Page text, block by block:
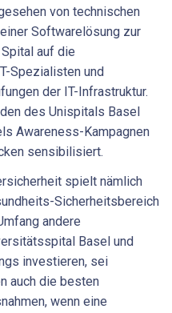
von technischen
Softwarelösung zur
auf die
Spezialisten und
der IT-Infrastruktur.
des Unispitals Basel
Awareness-Kampagnen
sensibilisiert.
spielt nämlich
Sicherheitsbereich
andere
Basel und
investieren, sei
auch die besten
wenn eine